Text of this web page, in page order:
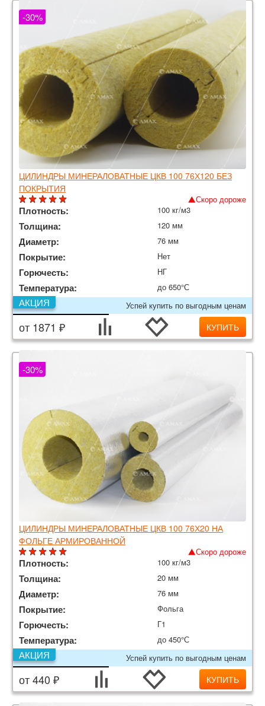
ЦИЛИНДРЫ МИНЕРАЛОВАТНЫЕ ЦКВ 100 76Х120 БЕЗ
ПОКРЫТИЯ
-30%
Скоро дороже
Плотность: 100 кг/м3
Толщина: 120 мм
Диаметр: 76 мм
Покрытие: Нет
Горючесть: НГ
Температура:
до 650°С
Успей купить по выгодным ценам
АКЦИЯ
от 1871 ₽ КУПИТЬ
ЦИЛИНДРЫ МИНЕРАЛОВАТНЫЕ ЦКВ 100 76Х20 НА
ФОЛЬГЕ АРМИРОВАННОЙ
-30%
Скоро дороже
Плотность: 100 кг/м3
Толщина: 20 мм
Диаметр: 76 мм
Покрытие: Фольга
Горючесть: Г1
Температура:
до 450°С
Успей купить по выгодным ценам
АКЦИЯ
от 440 ₽ КУПИТЬ